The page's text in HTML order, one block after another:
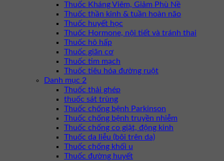
Thuốc Kháng Viêm, Giảm Phù Nề
Thuốc thần kinh & tuần hoàn não
Thuốc huyết học
Thuốc Hormone, nội tiết và tránh thai
Thuốc hô hấp
Thuốc giãn cơ
Thuốc tim mạch
Thuốc tiêu hóa đường ruột
Danh mục 2
Thuốc thải ghép
thuốc sát trùng
Thuốc chống bệnh Parkinson
Thuốc chống bệnh truyền nhiễm
Thuốc chống co giật, động kinh
Thuốc da liễu (bôi trên da)
Thuốc chống khối u
Thuốc đường huyết